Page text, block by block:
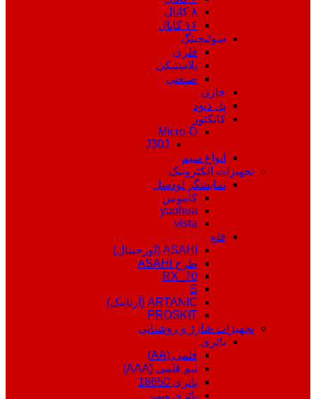
۸ کانال
۱۶ کانال
سوئیچینگ
فلزی
پلاستیکی
صنعتی
خازن
پل دیود
کانکتور
Micro-D
J30J
انواع سیم
تجهیزات الکترونیک
نمایشگر لودسل
کاموس
yaohua
vista
قلع
ASAHI (اورجینال)
طرح ASAHI
RX_70
S
ARTANIC (آرتانیک)
PROSKIT
تجهیزات شارژ و روشنایی
باتری
قلمی (AA)
نیم قلمی (AAA)
باتری 18650
باتری ویپ